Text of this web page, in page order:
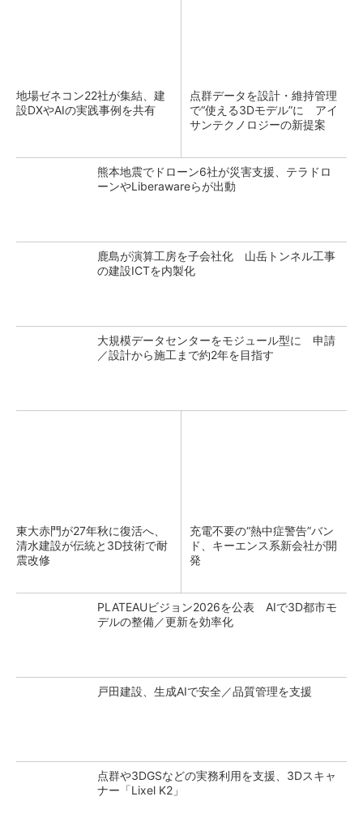
地場ゼネコン22社が集結、建
設DXやAIの実践事例を共有
点群データを設計・維持管理
で“使える3Dモデル”に アイ
サンテクノロジーの新提案
熊本地震でドローン6社が災害支援、テラドロ
ーンやLiberawareらが出動
鹿島が演算工房を子会社化 山岳トンネル工事
の建設ICTを内製化
大規模データセンターをモジュール型に 申請
／設計から施工まで約2年を目指す
東大赤門が27年秋に復活へ、
清水建設が伝統と3D技術で耐
震改修
充電不要の“熱中症警告”バン
ド、キーエンス系新会社が開
発
PLATEAUビジョン2026を公表 AIで3D都市モ
デルの整備／更新を効率化
戸田建設、生成AIで安全／品質管理を支援
点群や3DGSなどの実務利用を支援、3Dスキャ
ナー「Lixel K2」